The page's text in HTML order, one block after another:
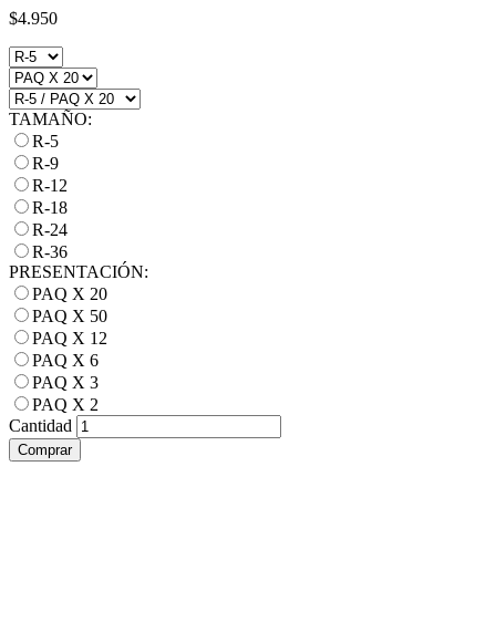
$4.950
TAMAÑO:
R-5
R-9
R-12
R-18
R-24
R-36
PRESENTACIÓN:
PAQ X 20
PAQ X 50
PAQ X 12
PAQ X 6
PAQ X 3
PAQ X 2
Cantidad
Comprar